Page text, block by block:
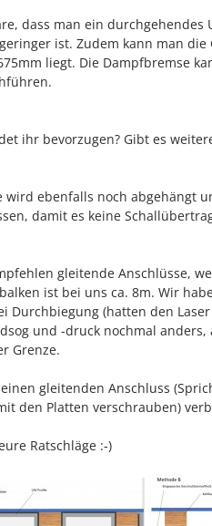
dass man ein
ist. Zudem kann man
liegt. Die Dampfbremse
ihr bevorzugen? Gibt es
wird ebenfalls noch abgehängt
damit es keine
gleitende Anschlüsse,
ist bei uns ca. 8m. Wir
Durchbiegung (hatten den
und -druck nochmal
Grenze.
gleitenden Anschluss
den Platten verschrauben)
Ratschläge :-)